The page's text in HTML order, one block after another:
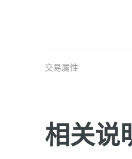
交易属性
相关说